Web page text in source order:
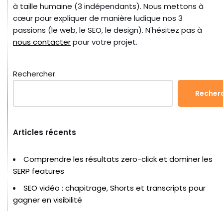
à taille humaine (3 indépendants). Nous mettons à
cœur pour expliquer de manière ludique nos 3
passions (le web, le SEO, le design). N'hésitez pas à
nous contacterpour votre projet.
Rechercher
Articles récents
Comprendre les résultats zero-click et dominer les
SERP features
SEO vidéo : chapitrage, Shorts et transcripts pour
gagner en visibilité